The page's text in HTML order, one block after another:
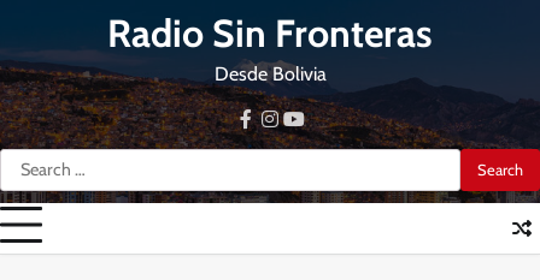
content
Radio Sin Fronteras
Desde Bolivia
Search
for:
facebook
instagram
youtube